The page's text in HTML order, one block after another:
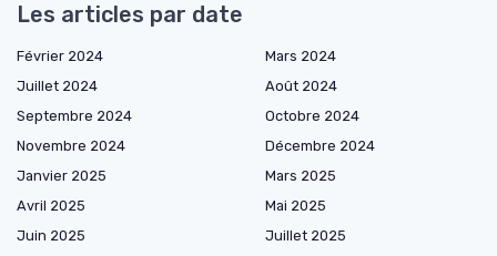
Les articles par date
Février 2024
Mars 2024
Juillet 2024
Août 2024
Septembre 2024
Octobre 2024
Novembre 2024
Décembre 2024
Janvier 2025
Mars 2025
Avril 2025
Mai 2025
Juin 2025
Juillet 2025